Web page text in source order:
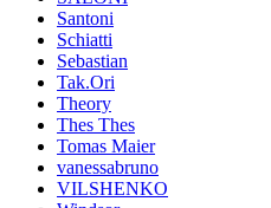
Santoni
Schiatti
Sebastian
Tak.Ori
Theory
Thes Thes
Tomas Maier
vanessabruno
VILSHENKO